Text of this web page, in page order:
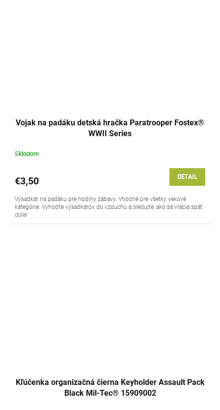
Vojak na padáku detská hračka Paratrooper Fostex®
WWII Series
Skladom
€3,50 DETAIL
Výsadkár na padáku pre hodiny zábavy. Vhodné pre všetky vekové
kategórie. Vyhoďte výsadkárov do vzduchu a sledujte, ako sa vracia späť
dole!
Kľúčenka organizačná čierna Keyholder Assault Pack
Black Mil-Tec® 15909002